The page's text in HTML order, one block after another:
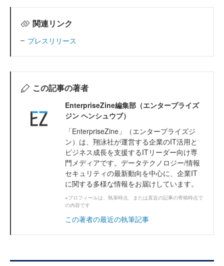
関連リンク
プレスリリース
この記事の著者
EnterpriseZine編集部（エンタープライズ
ジン ヘンシュウブ）
「EnterpriseZine」（エンタープライズジ
ン）は、翔泳社が運営する企業のIT活用と
ビジネス成長を支援するITリーダー向け専
門メディアです。データテクノロジー/情報
セキュリティの最新動向を中心に、企業IT
に関する多様な情報をお届けしています。
※プロフィールは、執筆時点、または直近の記事の寄稿時点で
の内容です
この著者の最近の執筆記事